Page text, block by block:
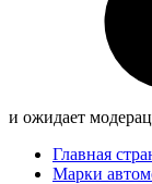
и ожидает
Главная
Марки